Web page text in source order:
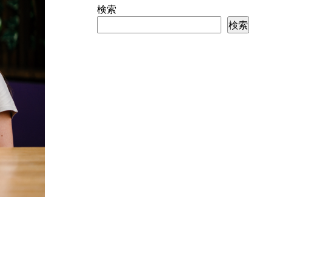
検索
検索